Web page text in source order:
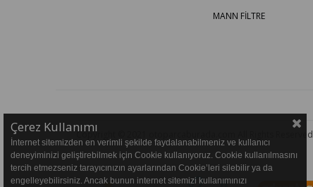
MANN FİLTRE
Copyright © 2021 otoparcaburada.com All Rights Reserved
Çerez Kullanımı
İnternet sitemizden en verimli şekilde faydalanabilmeniz ve kullanıcı
deneyiminizi geliştirebilmek için Cookie kullanıyoruz. Cookie kullanılmasını
tercih etmezseniz tarayıcınızın ayarlarından Cookie’leri silebilir ya da
engelleyebilirsiniz. Ancak bunun internet sitemizi kullanımınızı